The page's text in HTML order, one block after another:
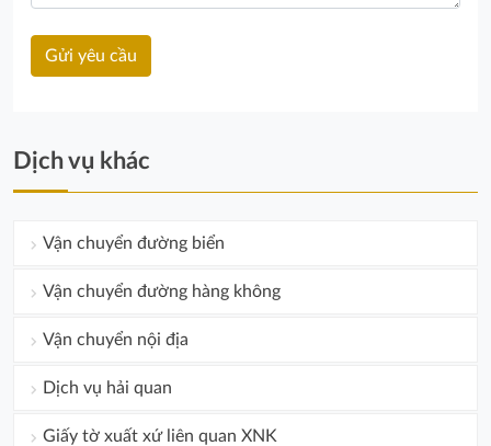
Dịch vụ khác
Vận chuyển đường biển
Vận chuyển đường hàng không
Vận chuyển nội địa
Dịch vụ hải quan
Giấy tờ xuất xứ liên quan XNK